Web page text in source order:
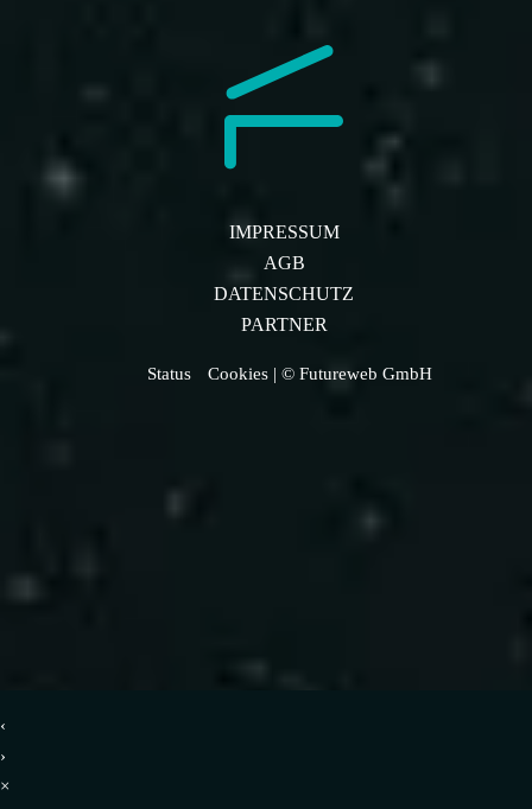
IMPRESSUM
AGB
DATENSCHUTZ
PARTNER
Status Cookies | © Futureweb GmbH
‹
›
×